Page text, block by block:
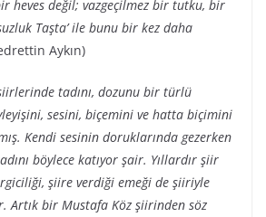
heves değil; vazgeçilmez bir tutku, bir
Taşta’ ile bunu bir kez daha
Aykın)
tadını, dozunu bir türlü
sesini, biçemini ve hatta biçimini
Kendi sesinin doruklarında gezerken
böylece katıyor şair. Yıllardır şiir
şiire verdiği emeği de şiiriyle
Artık bir Mustafa Köz şiirinden söz